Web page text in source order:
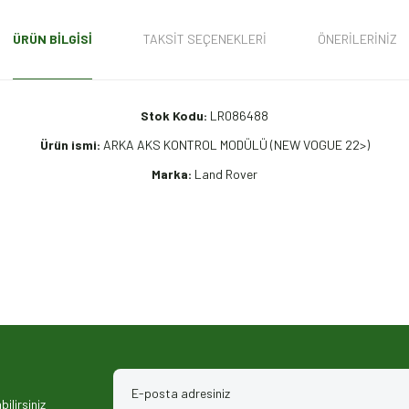
ÜRÜN BILGISI TAKSIT SEÇENEKLERI ÖNERILERINIZ
Stok Kodu: LR086488
Ürün ismi: ARKA AKS KONTROL MODÜLÜ (NEW VOGUE 22>)
Marka: Land Rover